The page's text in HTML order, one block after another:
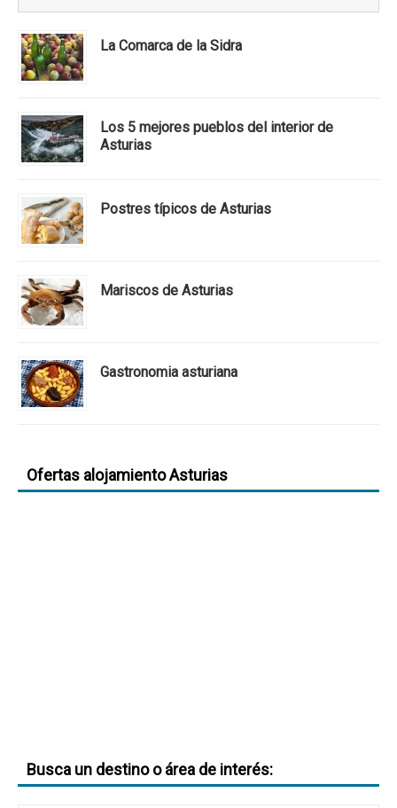
La Comarca de la Sidra
Los 5 mejores pueblos del interior de
Asturias
Postres típicos de Asturias
Mariscos de Asturias
Gastronomia asturiana
Ofertas alojamiento Asturias
Busca un destino o área de interés: